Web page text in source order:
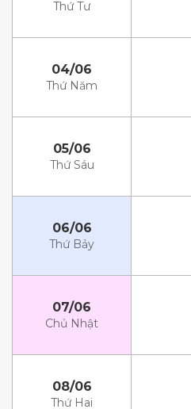
Thứ Tư
04/06
Thứ Năm
05/06
Thứ Sáu
06/06
Thứ Bảy
07/06
Chủ Nhật
08/06
Thứ Hai